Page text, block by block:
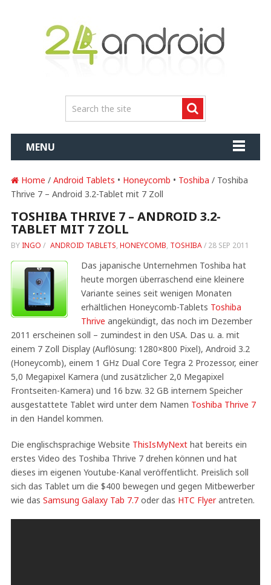
MENU
Home / Android Tablets • Honeycomb • Toshiba / Toshiba
Thrive 7 – Android 3.2-Tablet mit 7 Zoll
TOSHIBA THRIVE 7 – ANDROID 3.2-
TABLET MIT 7 ZOLL
BY INGO / ANDROID TABLETS, HONEYCOMB, TOSHIBA/ 28 SEP 2011
Das japanische Unternehmen Toshiba hat
heute morgen überraschend eine kleinere
Variante seines seit wenigen Monaten
erhältlichen Honeycomb-Tablets Toshiba
Thrive angekündigt, das noch im Dezember
2011 erscheinen soll – zumindest in den USA. Das u. a. mit
einem 7 Zoll Display (Auflösung: 1280×800 Pixel), Android 3.2
(Honeycomb), einem 1 GHz Dual Core Tegra 2 Prozessor, einer
5,0 Megapixel Kamera (und zusätzlicher 2,0 Megapixel
Frontseiten-Kamera) und 16 bzw. 32 GB internem Speicher
ausgestattete Tablet wird unter dem Namen Toshiba Thrive 7
in den Handel kommen.
Die englischsprachige Website ThisIsMyNexthat bereits ein
erstes Video des Toshiba Thrive 7 drehen können und hat
dieses im eigenen Youtube-Kanal veröffentlicht. Preislich soll
sich das Tablet um die $400 bewegen und gegen Mitbewerber
wie das Samsung Galaxy Tab 7.7 oder das HTC Flyerantreten.